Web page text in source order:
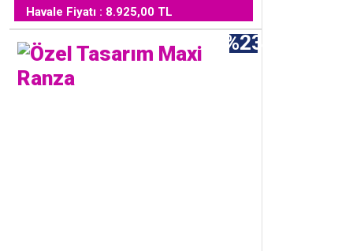
Havale Fiyatı : 8.925,00 TL
%23